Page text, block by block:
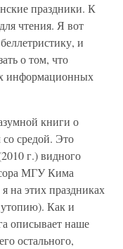
праздники. К
чтения. Я вот
и
о том, что
информационных
книги о
средой. Это
г.) видного
МГУ Кима
на этих праздниках
Как и
описывает наше
остального,